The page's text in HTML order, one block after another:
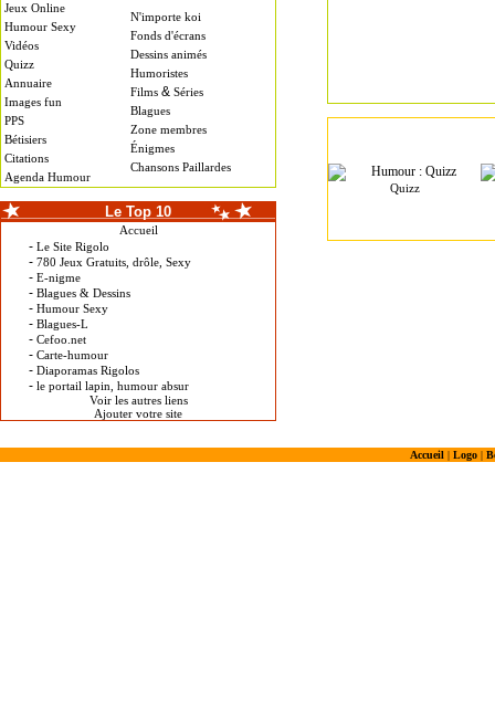
Jeux Online
Humour Sexy
Vidéos
Quizz
Annuaire
Images fun
PPS
Bétisiers
Citations
Agenda Humour
N'importe koi
Fonds d'écrans
Dessins animés
Humoristes
Films & Séries
Blagues
Zone membres
Énigmes
Chansons Paillardes
Le Top 10
Accueil
- Le Site Rigolo
- 780 Jeux Gratuits, drôle, Sexy
- E-nigme
- Blagues & Dessins
- Humour Sexy
- Blagues-L
- Cefoo.net
- Carte-humour
- Diaporamas Rigolos
- le portail lapin, humour absur
Voir les autres liens
Ajouter votre site
Quizz
Accueil| Logo|